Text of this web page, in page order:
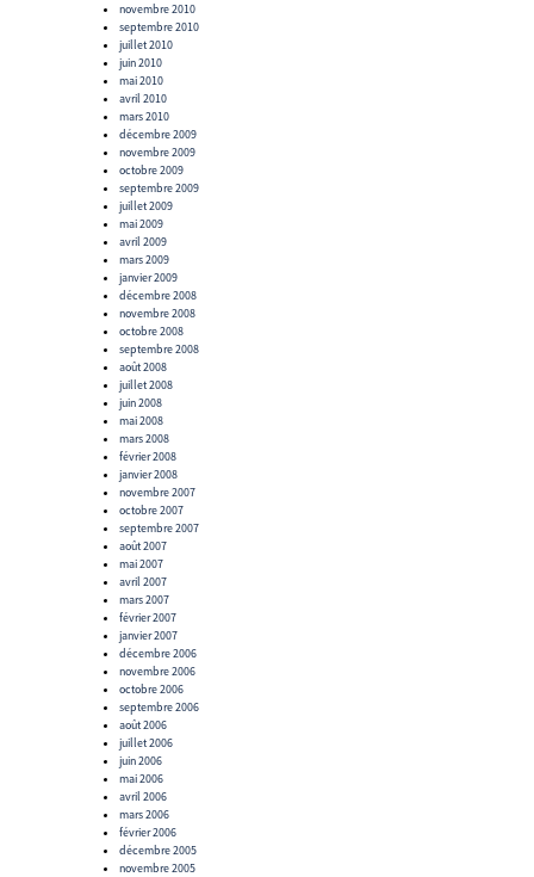
novembre 2010
septembre 2010
juillet 2010
juin 2010
mai 2010
avril 2010
mars 2010
décembre 2009
novembre 2009
octobre 2009
septembre 2009
juillet 2009
mai 2009
avril 2009
mars 2009
janvier 2009
décembre 2008
novembre 2008
octobre 2008
septembre 2008
août 2008
juillet 2008
juin 2008
mai 2008
mars 2008
février 2008
janvier 2008
novembre 2007
octobre 2007
septembre 2007
août 2007
mai 2007
avril 2007
mars 2007
février 2007
janvier 2007
décembre 2006
novembre 2006
octobre 2006
septembre 2006
août 2006
juillet 2006
juin 2006
mai 2006
avril 2006
mars 2006
février 2006
décembre 2005
novembre 2005